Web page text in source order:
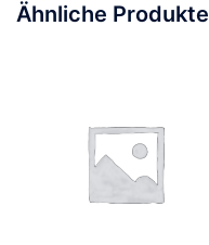
Ähnliche Produkte